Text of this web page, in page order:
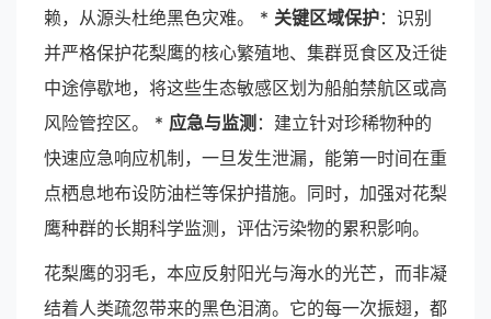
赖，从源头杜绝黑色灾难。 * 关键区域保护：识别
并严格保护花梨鹰的核心繁殖地、集群觅食区及迁徙
中途停歇地，将这些生态敏感区划为船舶禁航区或高
风险管控区。 * 应急与监测 ：建立针对珍稀物种的
快速应急响应机制，一旦发生泄漏，能第一时间在重
点栖息地布设防油栏等保护措施。同时，加强对花梨
鹰种群的长期科学监测，评估污染物的累积影响。
花梨鹰的羽毛，本应反射阳光与海水的光芒，而非凝
结着人类疏忽带来的黑色泪滴。它的每一次振翅，都